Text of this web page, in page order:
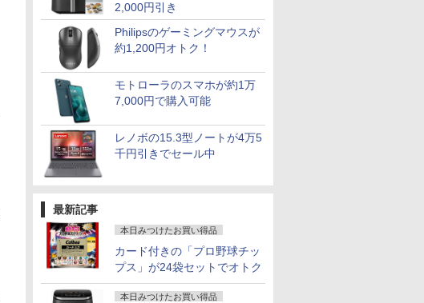
2,000円引き
Philipsのゲーミングマウスが
約1,200円オトク！
モトローラのスマホが約1万
7,000円で購入可能
レノボの15.3型ノートが4万5
千円引きでセール中
最新記事
本日みつけたお買い得品
カード付きの「プロ野球チッ
プス」が24袋セットでオトク
本日みつけたお買い得品